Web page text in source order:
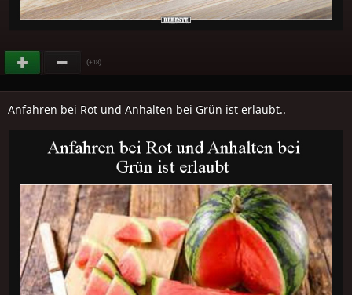
(+18)
Anfahren bei Rot und Anhalten bei Grün ist erlaubt..